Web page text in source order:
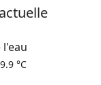
°C